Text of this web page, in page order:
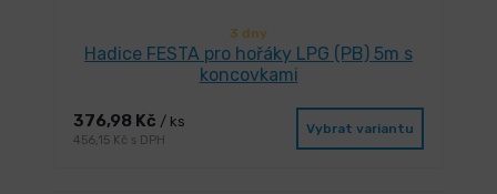
3 dny
Hadice FESTA pro hořáky LPG (PB) 5m s
koncovkami
376,98 Kč / ks
456,15 Kč s DPH
Vybrat variantu